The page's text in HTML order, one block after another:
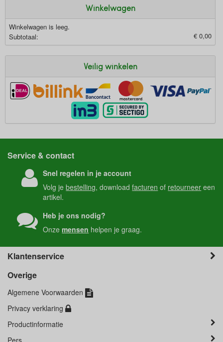
Winkelwagen
Winkelwagen is leeg.
Subtotaal:
€ 0,00
Veilig winkelen
Service & contact
Snel regelen in je account
Volg jebestelling, downloadfacturen of retourneer een
artikel.
Heb je ons nodig?
Onzemensen helpen je graag.
Klantenservice
Overige
Algemene Voorwaarden
Privacy verklaring
Productinformatie